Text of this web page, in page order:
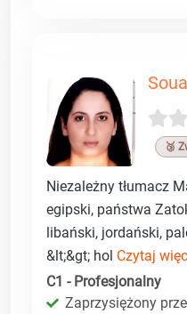
🥉
Niezależny tłumacz
egipski, państwa
libański, jordański,
&lt;&gt; hol Czytaj
C1 - Profesjonalny
Zaprzysiężony